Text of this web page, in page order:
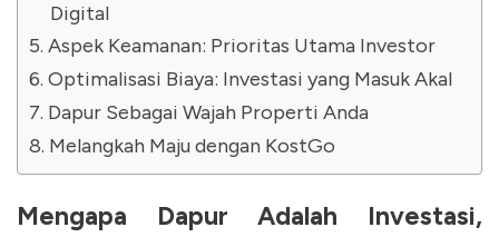
Digital
Aspek Keamanan: Prioritas Utama Investor
Optimalisasi Biaya: Investasi yang Masuk Akal
Dapur Sebagai Wajah Properti Anda
Melangkah Maju dengan KostGo
Mengapa Dapur Adalah Investasi,